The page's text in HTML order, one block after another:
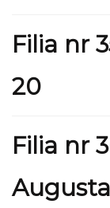
Filia nr
20
Filia nr